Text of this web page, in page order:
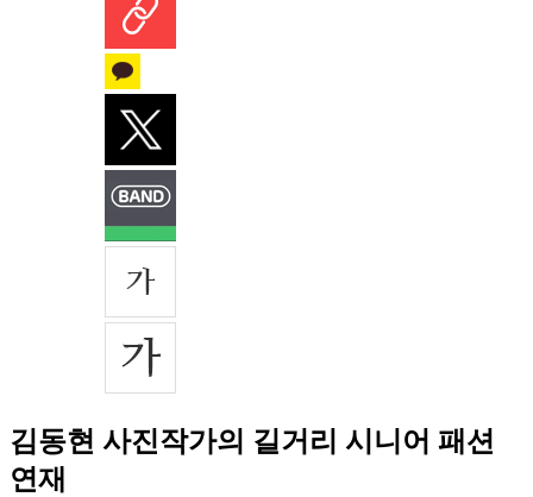
김동현 사진작가의 길거리 시니어 패션
연재